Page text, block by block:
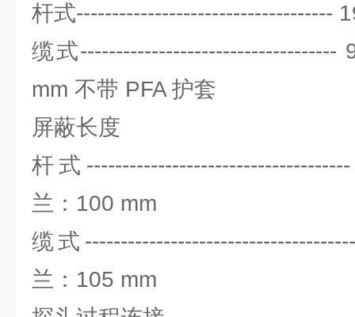
杆式------------------------------------
缆式
mm 不带 PFA 护套
屏蔽长度
杆式
兰：100 mm
缆式
兰：105 mm